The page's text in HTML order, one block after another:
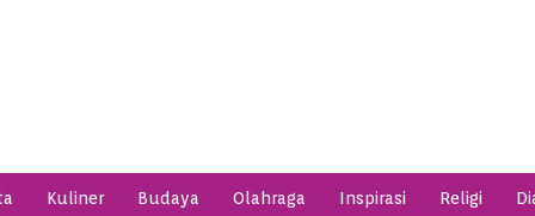
Kuliner Budaya Olahraga Inspirasi Religi